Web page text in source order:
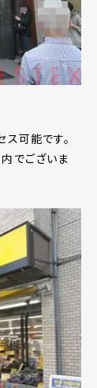
可能です。
でございま